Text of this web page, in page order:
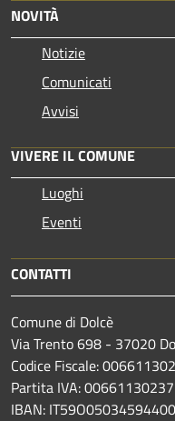
NOVITÀ
Notizie
Comunicati
Avvisi
VIVERE IL COMUNE
Luoghi
Eventi
CONTATTI
Comune di Dolcè
Via Trento 698 - 37020
Codice Fiscale:
Partita IVA: 00661130237
IBAN: